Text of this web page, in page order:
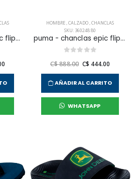
puma - chanclas epic flip v2 para hombre
HOMBRE,CALZADO,CHANCLAS
SKU: 360248 80
puma - chanclas epic flip v2 para hombre
C$ 888.00 C$ 444.00
AÑADIR AL CARRITO
WHATSAPP